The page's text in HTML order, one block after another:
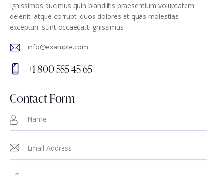
Ignissimos ducimus quin blandiitis praesentium voluptatem
deleniti atque corrupti quos dolores et quas molestias
excepturi. scint occaecatti gnissimus.
E-
m
:
info@example.com
on
+1 800 555 45 65
Contact Form